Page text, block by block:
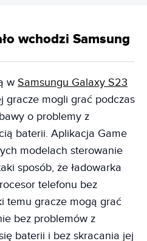
wchodzi Samsung
w Samsungu Galaxy S23
gracze mogli grać podczas
o problemy z
baterii. Aplikacja Game
modelach sterowanie
sposób, że ładowarka
telefonu bez
temu gracze mogą grać
bez problemów z
baterii i bez skracania jej